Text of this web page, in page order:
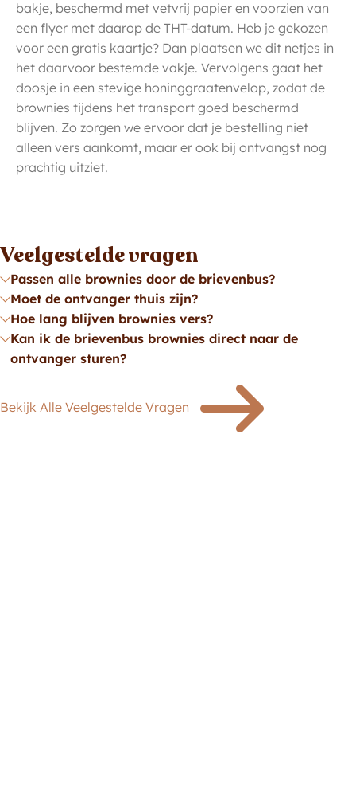
bakje, beschermd met vetvrij papier en voorzien van
een flyer met daarop de THT-datum. Heb je gekozen
voor een gratis kaartje? Dan plaatsen we dit netjes in
het daarvoor bestemde vakje. Vervolgens gaat het
doosje in een stevige honinggraatenvelop, zodat de
brownies tijdens het transport goed beschermd
blijven. Zo zorgen we ervoor dat je bestelling niet
alleen vers aankomt, maar er ook bij ontvangst nog
prachtig uitziet.
Veelgestelde vragen
Passen alle brownies door de brievenbus?
Moet de ontvanger thuis zijn?
Hoe lang blijven brownies vers?
Kan ik de brievenbus brownies direct naar de
ontvanger sturen?
Bekijk Alle Veelgestelde Vragen